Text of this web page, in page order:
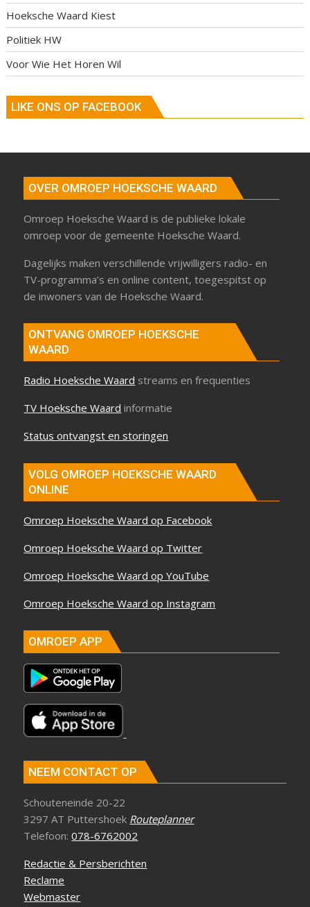
Hoeksche Waard Kiest
Politiek HW
Voor Wie Het Horen Wil
LIKE ONS OP FACEBOOK
OVER OMROEP HOEKSCHE WAARD
Omroep Hoeksche Waard is de publieke lokale
omroep voor de gemeente Hoeksche Waard.
Dagelijks maken verschillende vrijwilligers radio- en
TV-programma’s en online content, toegespitst op
de inwoners van de Hoeksche Waard.
ONTVANG OMROEP HOEKSCHE
WAARD
Radio Hoeksche Waard streams en frequenties
TV Hoeksche Waard informatie
Status ontvangst en storingen
VOLG OMROEP HOEKSCHE WAARD
ONLINE
Omroep Hoeksche Waard op Facebook
Omroep Hoeksche Waard op Twitter
Omroep Hoeksche Waard op YouTube
Omroep Hoeksche Waard op Instagram
OMROEP APP
NEEM CONTACT OP
Schouteneinde 20-22
3297 AT Puttershoek Routeplanner
Telefoon:078-6762002
Redactie & Persberichten
Reclame
Webmaster